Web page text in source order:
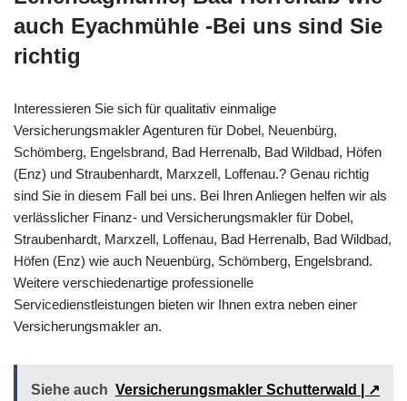
auch Eyachmühle -Bei uns sind Sie
richtig
Interessieren Sie sich für qualitativ einmalige
Versicherungsmakler Agenturen für Dobel, Neuenbürg,
Schömberg, Engelsbrand, Bad Herrenalb, Bad Wildbad, Höfen
(Enz) und Straubenhardt, Marxzell, Loffenau.? Genau richtig
sind Sie in diesem Fall bei uns. Bei Ihren Anliegen helfen wir als
verlässlicher Finanz- und Versicherungsmakler für Dobel,
Straubenhardt, Marxzell, Loffenau, Bad Herrenalb, Bad Wildbad,
Höfen (Enz) wie auch Neuenbürg, Schömberg, Engelsbrand.
Weitere verschiedenartige professionelle
Servicedienstleistungen bieten wir Ihnen extra neben einer
Versicherungsmakler an.
Siehe auch Versicherungsmakler Schutterwald | ↗️